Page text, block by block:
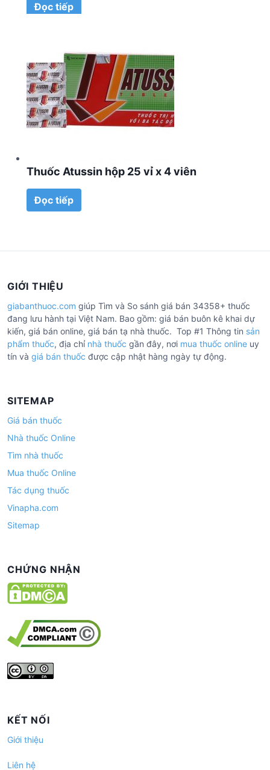
Đọc tiếp
Thuốc Atussin hộp 25 vỉ x 4 viên
Đọc tiếp
GIỚI THIỆU
giabanthuoc.com giúp Tìm và So sánh giá bán 34358+ thuốc
đang lưu hành tại Việt Nam. Bao gồm: giá bán buôn kê khai dự
kiến, giá bán online, giá bán tạ nhà thuốc. Top #1 Thông tin sản
phẩm thuốc, địa chỉ nhà thuốc gần đây, nơi mua thuốc online uy
tín và giá bán thuốc được cập nhật hàng ngày tự động.
SITEMAP
Giá bán thuốc
Nhà thuốc Online
Tìm nhà thuốc
Mua thuốc Online
Tác dụng thuốc
Vinapha.com
Sitemap
CHỨNG NHẬN
KẾT NỐI
Giới thiệu
Liên hệ